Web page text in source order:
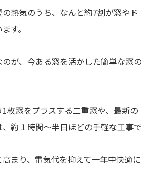
熱気のうち、なんと約7割が窓やド
す。
が、今ある窓を活かした簡単な窓の
枚窓をプラスする二重窓や、最新の
約１時間～半日ほどの手軽な工事で
まり、電気代を抑えて一年中快適に